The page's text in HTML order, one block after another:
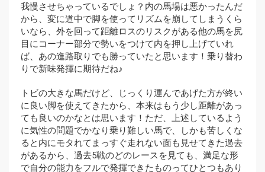
我慢させちゃっているでしょ？内の馬場は悪かったんだ
から、変に道中で脚を使ってリズムを崩してしまうくら
いなら、外を回って距離ロスのリスクがある他の馬を尻
目にコーナー部分で勢いをつけて内を押し上げていれ
ば、あの進路取りでも勝っていたと思います！乗り替わ
りで新味発揮に期待だね♪
トビの大きな馬だけど、じっくり運んであげた方が終い
に良い脚を使えてきたから、本来はもう少し距離があっ
ても良いのかなとは思います！ただ、上述しているよう
に気性の問題でかなり乗り難しい馬で、しかも苦しくな
ると内にモタれてまっすぐ走れない面も見せてきた過去
があるから、過去5戦のどのレースを見ても、満足な形
で自分の能力をフルで発揮できたものってひとつもあり